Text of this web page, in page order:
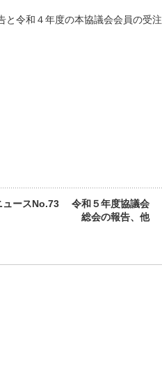
と令和４年度の本協議会会員の受注
ュースNo.73 令和５年度協議会
総会の報告、他